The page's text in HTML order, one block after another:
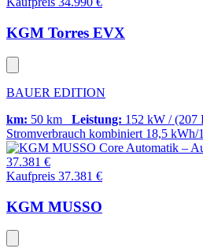
KGM Torres EVX
BAUER EDITION
km: 50 km Leistung: 152 kW / (207
Stromverbrauch kombiniert 18,5 kWh/
37.381 €
Kaufpreis 37.381 €
KGM MUSSO